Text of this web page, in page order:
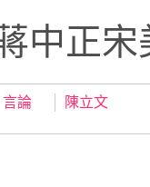
中正
言論 陳立文